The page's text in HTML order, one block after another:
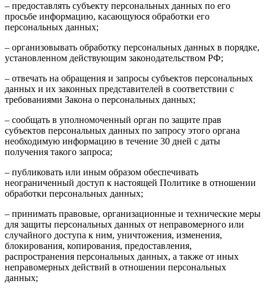
– предоставлять субъекту персональных данных по его
просьбе информацию, касающуюся обработки его
персональных данных;
– организовывать обработку персональных данных в порядке,
установленном действующим законодательством РФ;
– отвечать на обращения и запросы субъектов персональных
данных и их законных представителей в соответствии с
требованиями Закона о персональных данных;
– сообщать в уполномоченный орган по защите прав
субъектов персональных данных по запросу этого органа
необходимую информацию в течение 30 дней с даты
получения такого запроса;
– публиковать или иным образом обеспечивать
неограниченный доступ к настоящей Политике в отношении
обработки персональных данных;
– принимать правовые, организационные и технические меры
для защиты персональных данных от неправомерного или
случайного доступа к ним, уничтожения, изменения,
блокирования, копирования, предоставления,
распространения персональных данных, а также от иных
неправомерных действий в отношении персональных
данных;